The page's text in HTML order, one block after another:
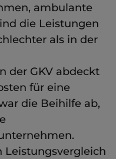
ambulante
die Leistungen
als in der
der GKV abdeckt
für eine
die Beihilfe ab,
Leistungsvergleich